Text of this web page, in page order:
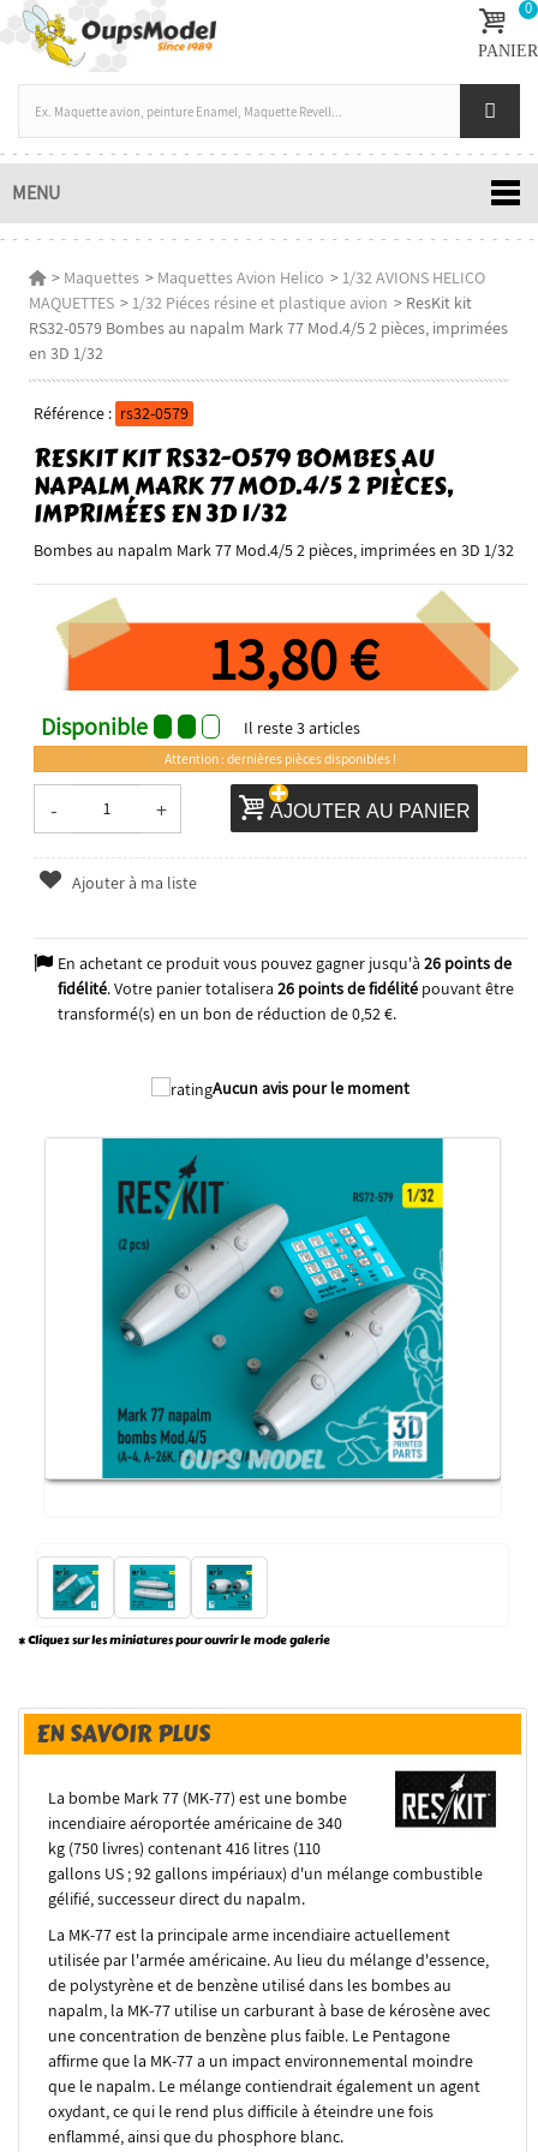
0
PANIER
MENU
> Maquettes > Maquettes Avion Helico >1/32 AVIONS HELICO
MAQUETTES >1/32 Piéces résine et plastique avion > ResKit kit
RS32-0579 Bombes au napalm Mark 77 Mod.4/5 2 pièces, imprimées
en 3D 1/32
Référence : rs32-0579
RESKIT KIT RS32-0579 BOMBES AU
NAPALM MARK 77 MOD.4/5 2 PIÈCES,
IMPRIMÉES EN 3D 1/32
Bombes au napalm Mark 77 Mod.4/5 2 pièces, imprimées en 3D 1/32
13,80 €
Disponible Il reste3articles
Attention : dernières pièces disponibles !
- + AJOUTER AU PANIER
Ajouter à ma liste
En achetant ce produit vous pouvez gagner jusqu'à 26points de
fidélité. Votre panier totalisera 26points de fidélitépouvant être
transformé(s) en un bon de réduction de0,52 €.
Aucun avis pour le moment
2026
* Cliquez sur les miniatures pour ouvrir le mode galerie
EN SAVOIR PLUS
La bombe Mark 77 (MK-77) est une bombe
incendiaire aéroportée américaine de 340
kg (750 livres) contenant 416 litres (110
gallons US ; 92 gallons impériaux) d'un mélange combustible
gélifié, successeur direct du napalm.
La MK-77 est la principale arme incendiaire actuellement
utilisée par l'armée américaine. Au lieu du mélange d'essence,
de polystyrène et de benzène utilisé dans les bombes au
napalm, la MK-77 utilise un carburant à base de kérosène avec
une concentration de benzène plus faible. Le Pentagone
affirme que la MK-77 a un impact environnemental moindre
que le napalm. Le mélange contiendrait également un agent
oxydant, ce qui le rend plus difficile à éteindre une fois
enflammé, ainsi que du phosphore blanc.